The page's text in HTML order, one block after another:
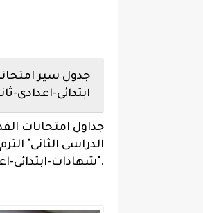
جدول سير
ابتدائى-اعدادى-
جداول امتحانات
الدراسى الثانى"
."شهادات-ابتدائى-